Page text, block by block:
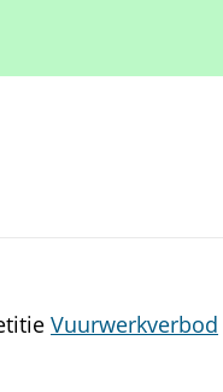
Vuurwerkverbod